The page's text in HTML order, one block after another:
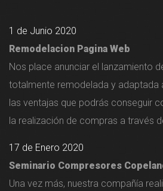
1 de Junio 2020
Remodelacion Pagina Web
Nos place anunciar el lanzamiento
totalmente remodelada y adaptada
las ventajas que podrás conseguir
la realización de compras a través
17 de Enero 2020
Seminario Compresores
Una vez más, nuestra compañía